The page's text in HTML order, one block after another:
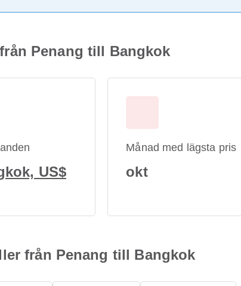
Penang till Bangkok
US$
Månad med lägsta pris
okt
från Penang till Bangkok